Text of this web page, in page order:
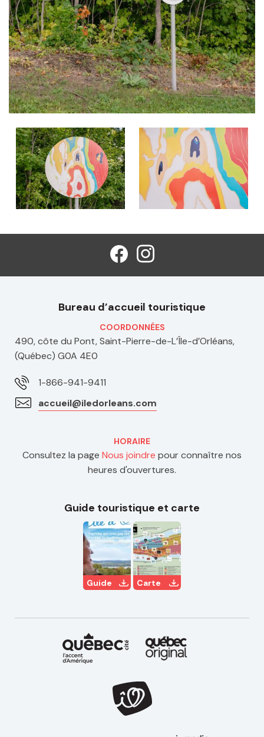
Bureau d’accueil touristique
COORDONNÉES
490, côte du Pont, Saint-Pierre-de-L’Île-d’Orléans,
(Québec) G0A 4E0
1-866-941-9411
accueil@iledorleans.com
HORAIRE
Consultez la page Nous joindre pour connaître nos
heures d'ouvertures.
Guide touristique et carte
Guide Carte